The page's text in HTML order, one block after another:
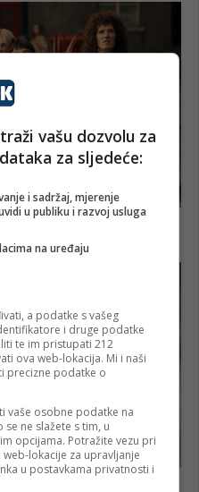
vašu dozvolu za
za sljedeće:
i sadržaj, mjerenje
u publiku i razvoj usluga
na uređaju
a podatke s vašeg
i druge podatke
te im pristupati 212
ova web-lokacija. Mi i naši
precizne podatke o
vaše osobne podatke na
ne slažete s tim, u
opcijama. Potražite vezu pri
lokacije za upravljanje
u postavkama privatnosti i